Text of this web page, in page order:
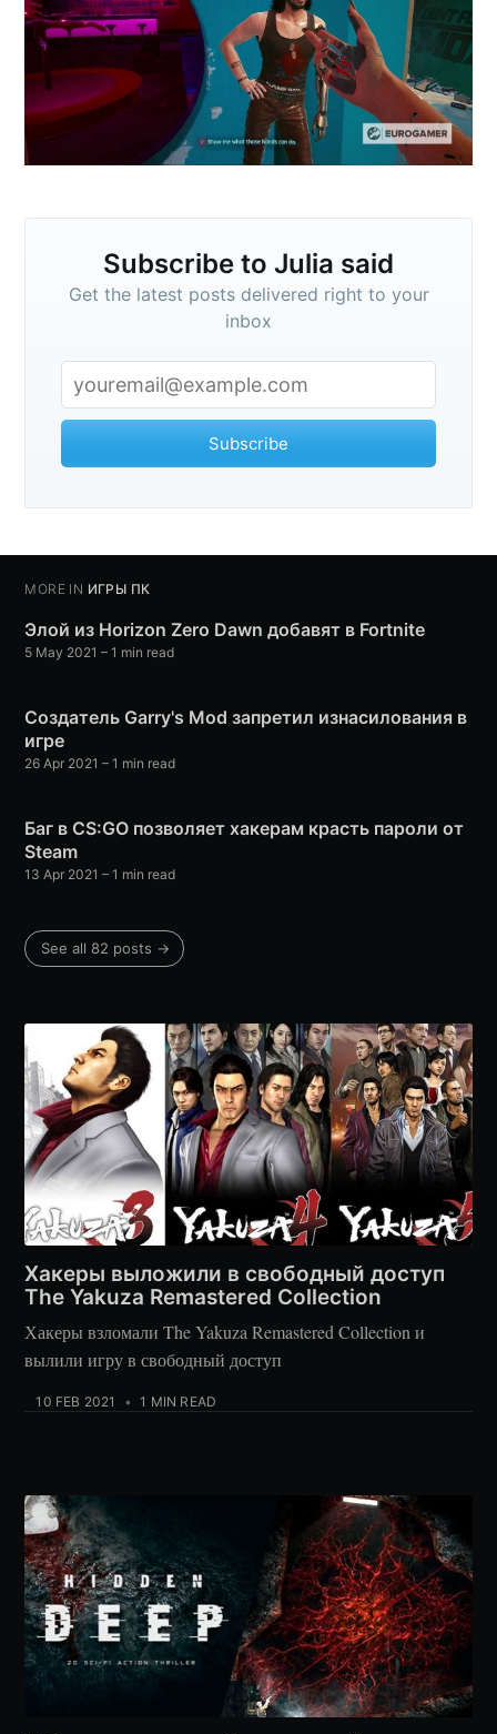
Subscribe to Julia said
Get the latest posts delivered right to your
inbox
Subscribe
MORE IN ИГРЫ ПК
Элой из Horizon Zero Dawn добавят в Fortnite
5 May 2021 – 1 min read
Создатель Garry's Mod запретил изнасилования в
игре
26 Apr 2021 – 1 min read
Баг в CS:GO позволяет хакерам красть пароли от
Steam
13 Apr 2021 – 1 min read
See all 82 posts →
Хакеры выложили в свободный доступ
The Yakuza Remastered Collection
Хакеры взломали The Yakuza Remastered Collection и
вылили игру в свободный доступ
10 FEB 2021 • 1 MIN READ
Subscribe to
Julia said
Stay up to date! Get all the latest &
greatest posts delivered straight to
your inbox
Subscribe